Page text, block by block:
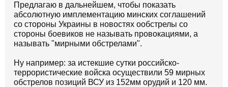
Предлагаю в дальнейшем, чтобы показать
абсолютную имплементацию минских соглашений
со стороны Украины в новостях ообстрелы со
стороны боевиков не называть провокациями, а
называть "мирными обстрелами".
Ну например: за истекшие сутки российско-
террористические войска осуществили 59 мирных
обстрелов позиций ВСУ из 152мм орудий и 120 мм.